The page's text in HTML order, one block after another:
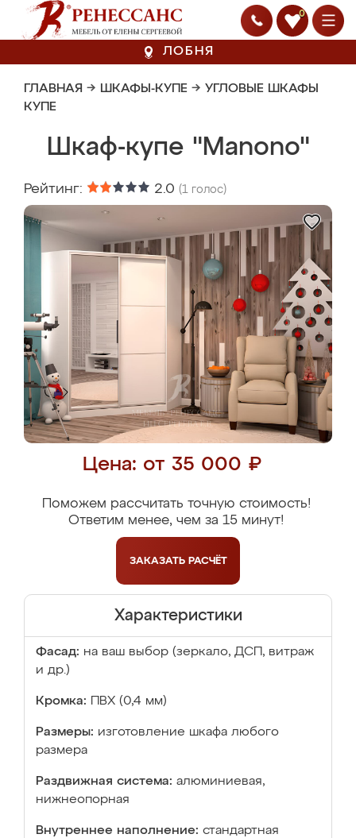
0
ЛОБНЯ
ГЛАВНАЯ → ШКАФЫ-КУПЕ → УГЛОВЫЕ ШКАФЫ
КУПЕ
Шкаф-купе "Manono"
Рейтинг: 2.0 (1 голос)
Цена: от 35 000 ₽
Поможем рассчитать точную стоимость!
Ответим менее, чем за 15 минут!
ЗАКАЗАТЬ РАСЧЁТ
Характеристики
Фасад: на ваш выбор (зеркало, ДСП, витраж
и др.)
Кромка: ПВХ (0,4 мм)
Размеры: изготовление шкафа любого
размера
Раздвижная система: алюминиевая,
нижнеопорная
Внутреннее наполнение: стандартная